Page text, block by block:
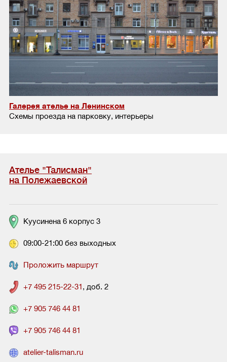
Галерея ателье на Ленинском
Схемы проезда на парковку, интерьеры
Ателье "Талисман"
на Полежаевской
Куусинена 6 корпус 3
09:00-21:00 без выходных
Проложить маршрут
+7 495 215-22-31, доб. 2
+7 905 746 44 81
+7 905 746 44 81
atelier-talisman.ru